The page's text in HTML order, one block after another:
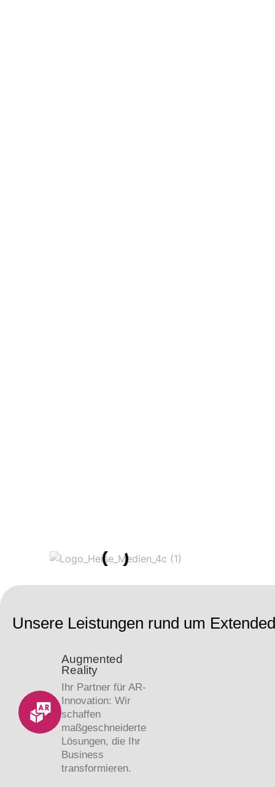
Unsere Leistungen rund um
Augmented
Reality
Ihr Partner für AR-
Innovation: Wir
schaffen
maßgeschneiderte
Lösungen, die Ihr
Business
transformieren.